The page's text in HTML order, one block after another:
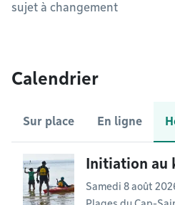
sujet à changement
Calendrier
Sur place En ligne
Initiation au
Samedi 8 août